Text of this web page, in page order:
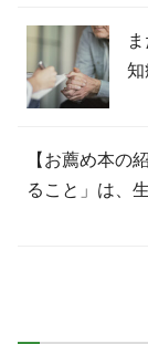
知
【お薦め本の
ること」は、